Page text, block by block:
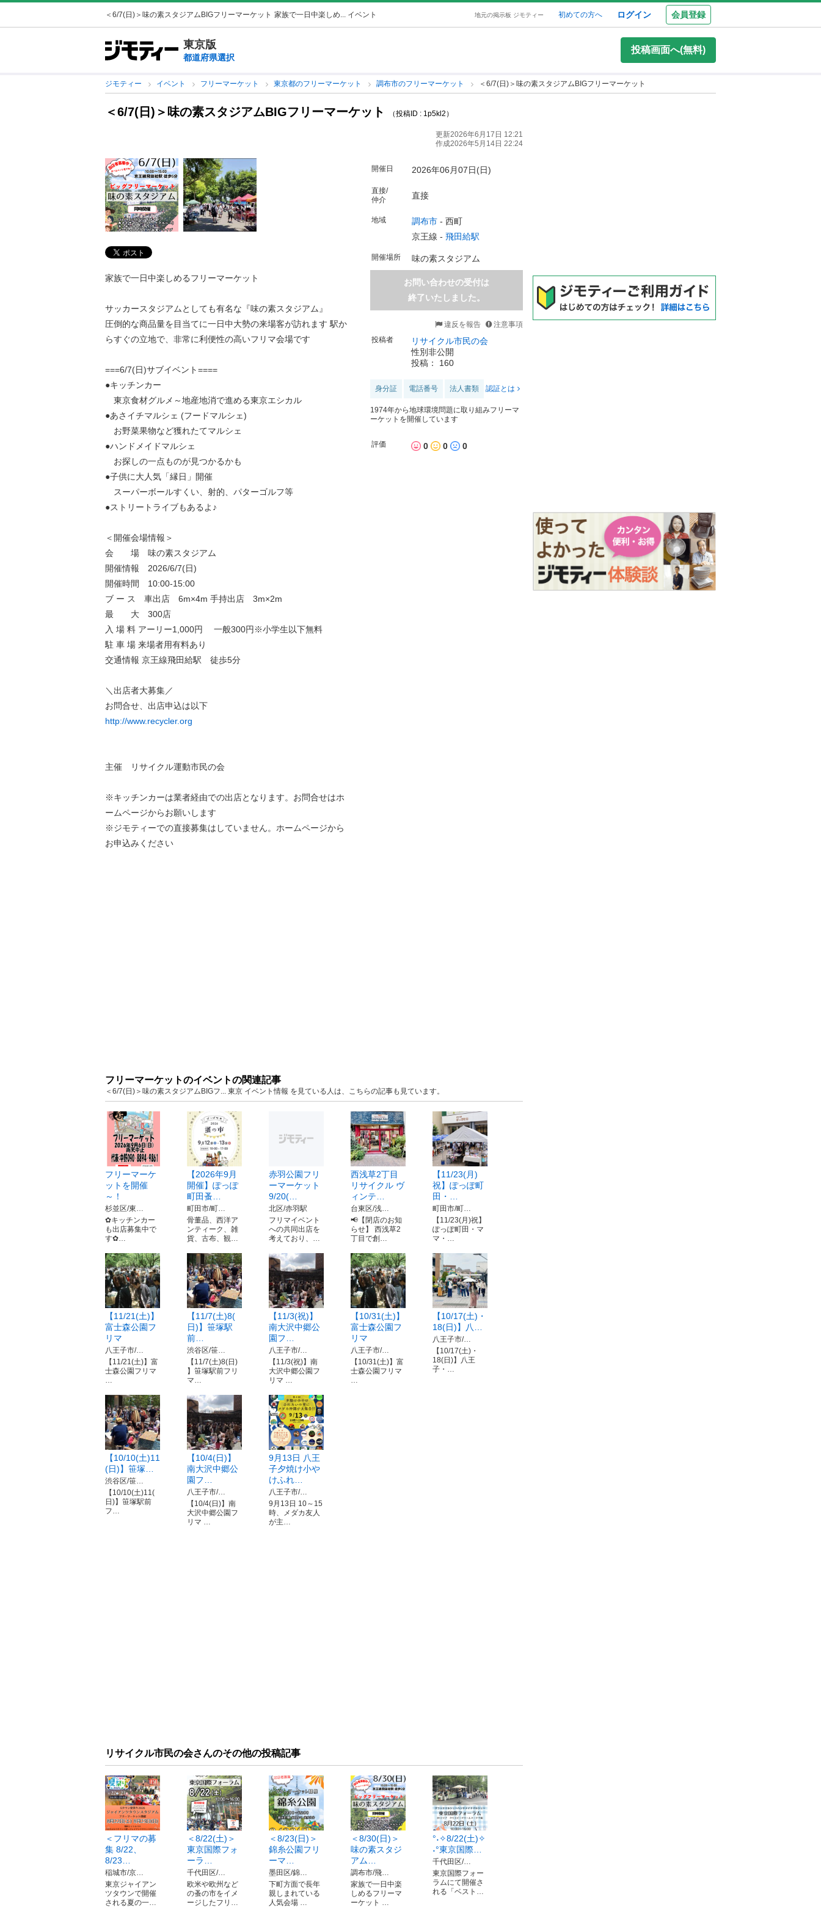
＜6/7(日)＞味の素スタジアムBIGフリーマーケット 家族で一日中楽しめ... イベント 地元の掲示板 ジモティー 初めての方へ ログイン 会員登録
東京版
都道府県選択
投稿画面へ(無料)
ジモティー イベント フリーマーケット 東京都のフリーマーケット 調布市のフリーマーケット ＜6/7(日)＞味の素スタジアムBIGフリーマーケット
＜6/7(日)＞味の素スタジアムBIGフリーマーケット （投稿ID : 1p5kl2）
更新2026年6月17日 12:21
作成2026年5月14日 22:24
家族で一日中楽しめるフリーマーケット
サッカースタジアムとしても有名な『味の素スタジアム』
圧倒的な商品量を目当てに一日中大勢の来場客が訪れます 駅か
らすぐの立地で、非常に利便性の高いフリマ会場です
===6/7(日)サブイベント====
●キッチンカー
東京食材グルメ～地産地消で進める東京エシカル
●あさイチマルシェ (フードマルシェ)
お野菜果物など獲れたてマルシェ
●ハンドメイドマルシェ
お探しの一点ものが見つかるかも
●子供に大人気「縁日」開催
スーパーボールすくい、射的、パターゴルフ等
●ストリートライブもあるよ♪
＜開催会場情報＞
会 場 味の素スタジアム
開催情報 2026/6/7(日)
開催時間 10:00-15:00
ブ ー ス 車出店 6m×4m 手持出店 3m×2m
最 大 300店
入 場 料 アーリー1,000円 一般300円※小学生以下無料
駐 車 場 来場者用有料あり
交通情報 京王線飛田給駅 徒歩5分
＼出店者大募集／
お問合せ、出店申込は以下
http://www.recycler.org
主催 リサイクル運動市民の会
※キッチンカーは業者経由での出店となります。お問合せはホ
ームページからお願いします
※ジモティーでの直接募集はしていません。ホームページから
お申込みください
開催日 2026年06月07日(日)
直接/
仲介
直接
地域 調布市 - 西町
京王線 - 飛田給駅
開催場所 味の素スタジアム
お問い合わせの受付は
終了いたしました。
違反を報告
注意事項
投稿者
リサイクル市民の会
性別非公開
投稿： 160
身分証 電話番号 法人書類 認証とは
1974年から地球環境問題に取り組みフリーマ
ーケットを開催しています
評価 0 0 0
フリーマーケットのイベントの関連記事
＜6/7(日)＞味の素スタジアムBIGフ... 東京 イベント情報 を見ている人は、こちらの記事も見ています。
フリーマーケ
ットを開催
～！
杉並区/東…
✿キッチンカー
も出店募集中で
す✿…
【2026年9月
開催】ぽっぽ
町田蚤…
町田市/町…
骨董品、西洋ア
ンティーク、雑
貨、古布、観…
赤羽公園フリ
ーマーケット
9/20(…
北区/赤羽駅
フリマイベント
への共同出店を
考えており、…
西浅草2丁目
リサイクル ヴ
ィンテ…
台東区/浅…
📢【閉店のお知
らせ】 西浅草2
丁目で創…
【11/23(月)
祝】ぽっぽ町
田・…
町田市/町…
【11/23(月)祝】
ぽっぽ町田・マ
マ・…
【11/21(土)】
富士森公園フ
リマ
八王子市/…
【11/21(土)】富
士森公園フリマ
…
【11/7(土)8(
日)】笹塚駅
前…
渋谷区/笹…
【11/7(土)8(日)
】笹塚駅前フリ
マ…
【11/3(祝)】
南大沢中郷公
園フ…
八王子市/…
【11/3(祝)】南
大沢中郷公園フ
リマ …
【10/31(土)】
富士森公園フ
リマ
八王子市/…
【10/31(土)】富
士森公園フリマ
…
【10/17(土)・
18(日)】八…
八王子市/…
【10/17(土)・
18(日)】八王
子・…
【10/10(土)11
(日)】笹塚…
渋谷区/笹…
【10/10(土)11(
日)】笹塚駅前
フ…
【10/4(日)】
南大沢中郷公
園フ…
八王子市/…
【10/4(日)】南
大沢中郷公園フ
リマ …
9月13日 八王
子夕焼け小や
けふれ…
八王子市/…
9月13日 10～15
時、メダカ友人
が主…
リサイクル市民の会さんのその他の投稿記事
＜フリマの募
集 8/22、
8/23…
稲城市/京…
東京ジャイアン
ツタウンで開催
される夏の一…
＜8/22(土)＞
東京国際フォ
ーラ…
千代田区/…
欧米や欧州など
の蚤の市をイメ
ージしたフリ…
＜8/23(日)＞
錦糸公園フリ
ーマ…
墨田区/錦…
下町方面で長年
親しまれている
人気会場 …
＜8/30(日)＞
味の素スタジ
アム…
調布市/飛…
家族で一日中楽
しめるフリーマ
ーケット …
°˖✧8/22(土)✧
˖°東京国際…
千代田区/…
東京国際フォー
ラムにて開催さ
れる「ベスト…